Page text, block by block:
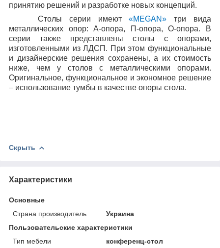
принятию решений и разработке новых концепций.
Столы серии имеют«MEGAN» три вида
металлических опор: А-опора, П-опора, О-опора. В
серии также представлены столы с опорами,
изготовленными из ЛДСП. При этом функциональные
и дизайнерские решения сохранены, а их стоимость
ниже, чем у столов с металлическими опорами.
Оригинальное, функциональное и экономное решение
– использование тумбы в качестве опоры стола.
Скрыть
Характеристики
Основные
Страна производитель
Украина
Пользовательские характеристики
Тип мебели
конференц-стол